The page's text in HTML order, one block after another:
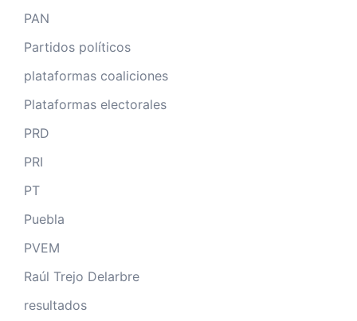
PAN
Partidos políticos
plataformas coaliciones
Plataformas electorales
PRD
PRI
PT
Puebla
PVEM
Raúl Trejo Delarbre
resultados